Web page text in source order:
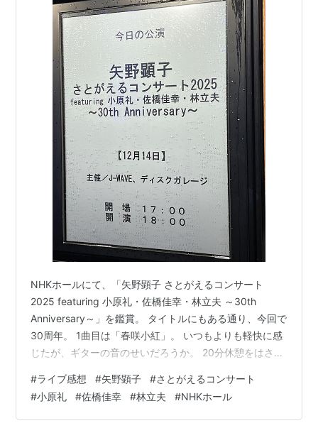
NHKホールにて、「矢野顕子 さとがえるコンサート
2025 featuring 小原礼・佐橋佳幸・林立夫 ～30th
Anniversary～」を鑑賞。 タイトルにもある通り、今回で
30周年。 1曲目は「春咲小紅」。 いつもよりも軽快に感
じたが、ギターの音のせいだろうか。 20分休憩をはさん
野さん。 4人でのギター演奏もあり、何か新しいことを
ぶっこんでくる。 定番の「クリームシチュー」「ひとつ
だけ」から、ラストは「ラーメンたべたい」。 来年もあ
#ライブ感想 #矢野顕子 #さとがえるコンサート
#小原礼 #佐橋佳幸 #林立夫 #NHKホール